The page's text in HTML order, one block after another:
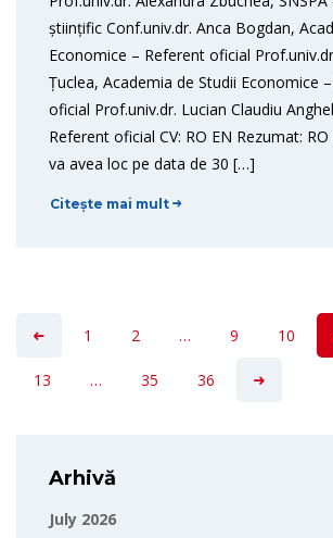
științific Conf.univ.dr. Anca Bogdan,
Economice – Referent oficial
Țuclea, Academia de Studii Economice
oficial Prof.univ.dr. Lucian Claudiu
Referent oficial CV: RO EN Rezumat:
va avea loc pe data de 30 […]
Citește mai mult
1 2 … 9 10
13 … 35 36
Arhivă
July 2026